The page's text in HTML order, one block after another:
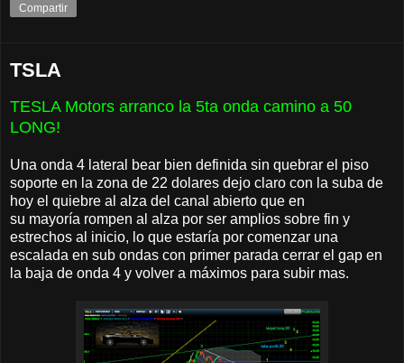
Compartir
TSLA
TESLA Motors arranco la 5ta onda camino a 50
LONG!
Una onda 4 lateral bear bien definida sin quebrar el piso
soporte en la zona de 22 dolares dejo claro con la suba de
hoy el quiebre al alza del canal abierto que en
su mayoría rompen al alza por ser amplios sobre fin y
estrechos al inicio, lo que estaría por comenzar una
escalada en sub ondas con primer parada cerrar el gap en
la baja de onda 4 y volver a máximos para subir mas.